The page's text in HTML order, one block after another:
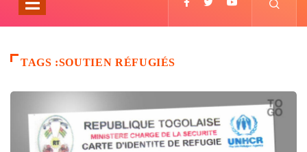
TAGS :SOUTIEN RÉFUGIÉS